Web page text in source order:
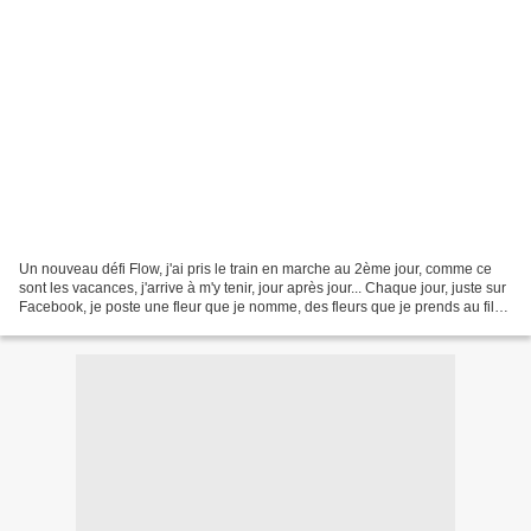
Un nouveau défi Flow, j'ai pris le train en marche au 2ème jour, comme ce
sont les vacances, j'arrive à m'y tenir, jour après jour... Chaque jour, juste sur
Facebook, je poste une fleur que je nomme, des fleurs que je prends au fil